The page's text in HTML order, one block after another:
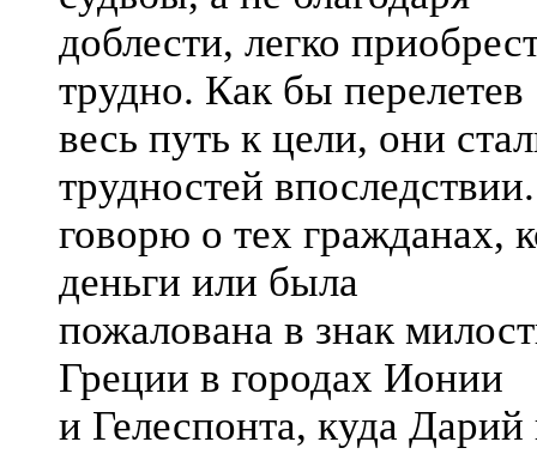
доблести, легко
трудно. Как бы перелетев
весь путь к цели, они
трудностей
говорю о тех гражданах,
деньги или была
пожалована в знак
Греции в городах Ионии
и Гелеспонта, куда